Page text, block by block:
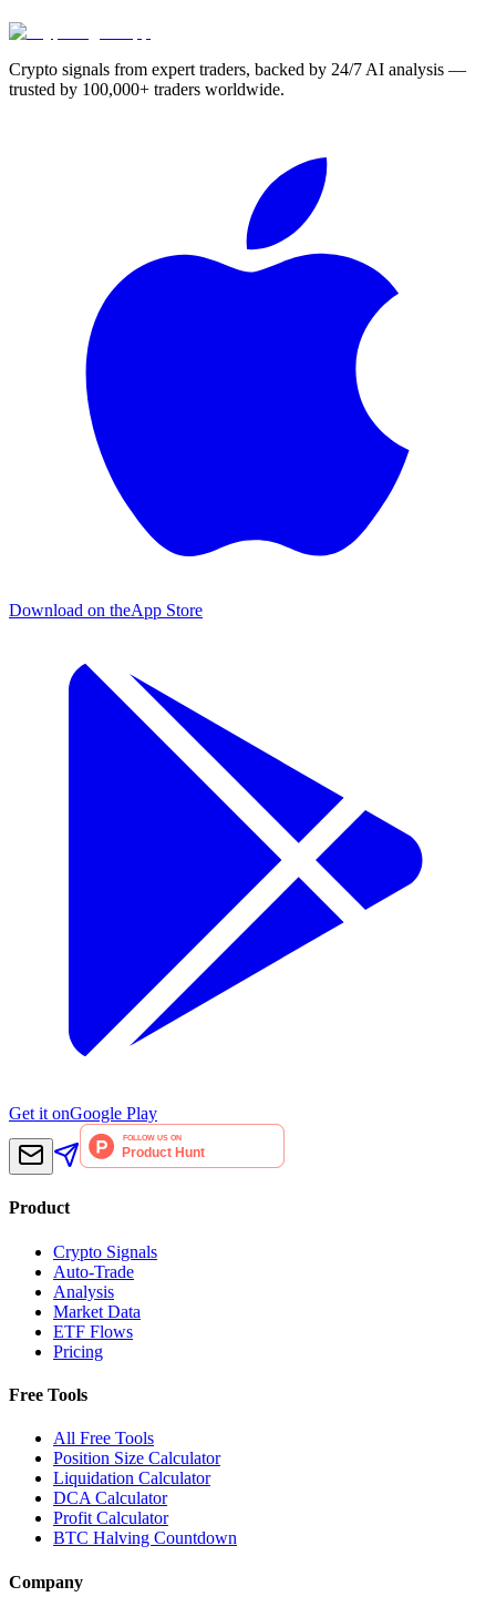
Crypto signals from expert traders, backed by 24/7 AI analysis —
trusted by 100,000+ traders worldwide.
Download on theApp Store
Get it onGoogle Play
Product
Crypto Signals
Auto-Trade
Analysis
Market Data
ETF Flows
Pricing
Free Tools
All Free Tools
Position Size Calculator
Liquidation Calculator
DCA Calculator
Profit Calculator
BTC Halving Countdown
Company